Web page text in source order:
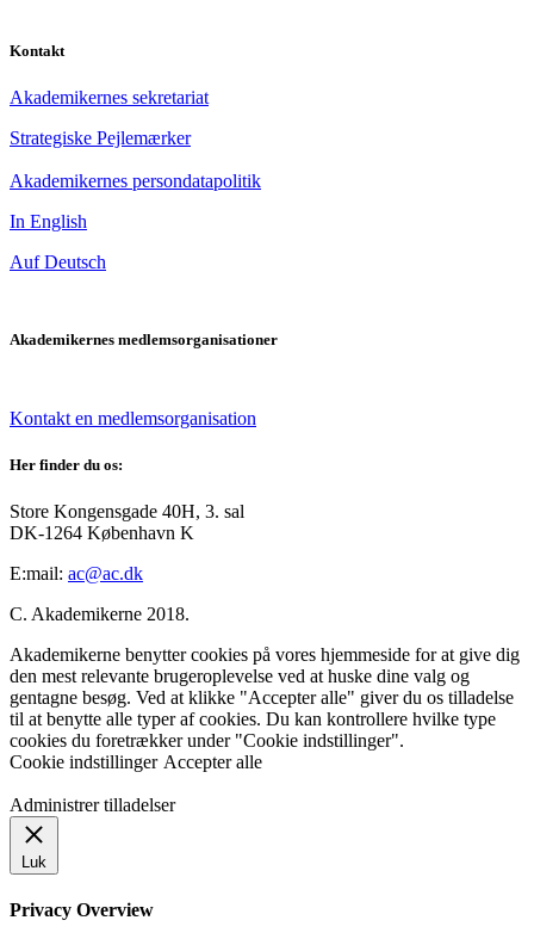
Kontakt
Akademikernes sekretariat
Strategiske Pejlemærker
Akademikernes persondatapolitik
In English
Auf Deutsch
Akademikernes medlemsorganisationer
Kontakt en medlemsorganisation
Her finder du os:
Store Kongensgade 40H, 3. sal
DK-1264 København K
E:mail: ac@ac.dk
C. Akademikerne 2018.
Akademikerne benytter cookies på vores hjemmeside for at give dig
den mest relevante brugeroplevelse ved at huske dine valg og
gentagne besøg. Ved at klikke "Accepter alle" giver du os tilladelse
til at benytte alle typer af cookies. Du kan kontrollere hvilke type
cookies du foretrækker under "Cookie indstillinger".
Cookie indstillinger Accepter alle
Administrer tilladelser
Luk
Privacy Overview